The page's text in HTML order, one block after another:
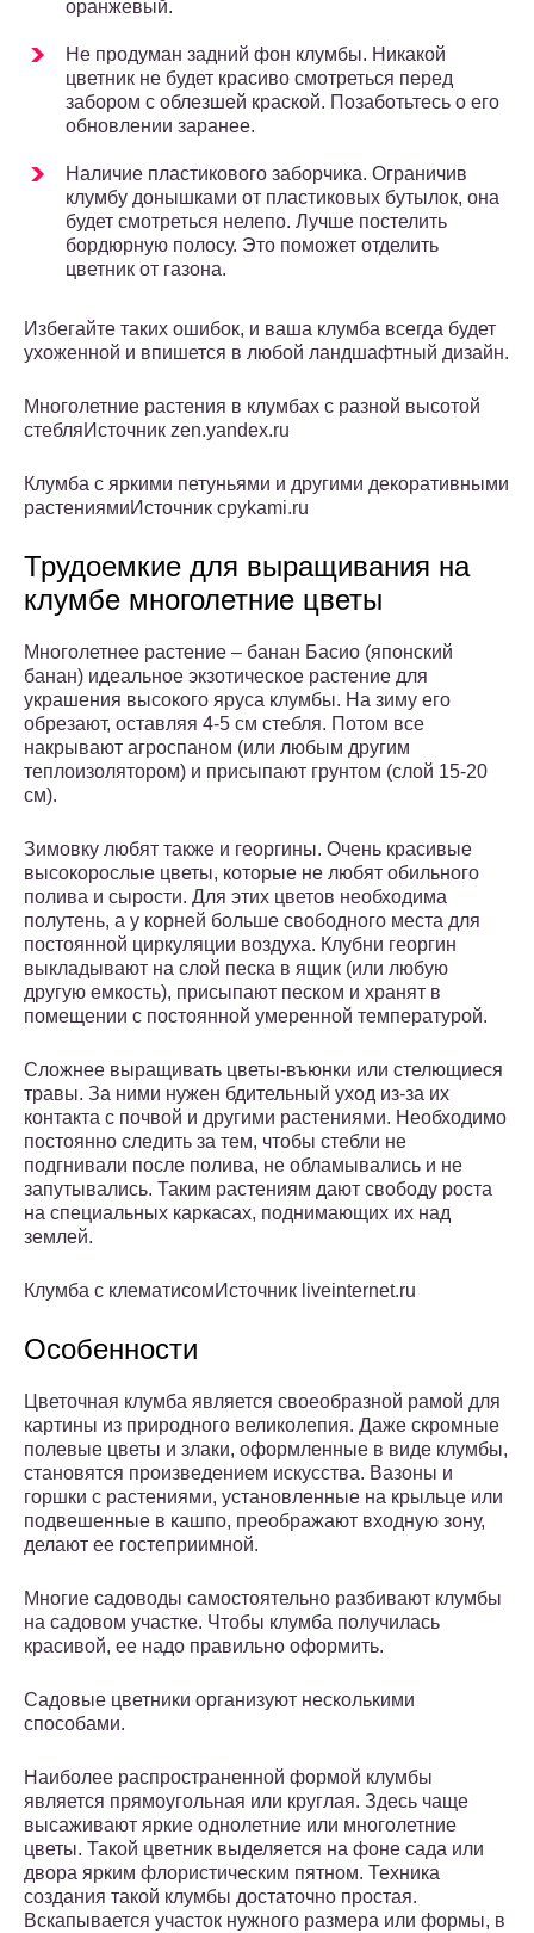
оранжевый.
Не продуман задний фон клумбы. Никакой
цветник не будет красиво смотреться перед
забором с облезшей краской. Позаботьтесь о его
обновлении заранее.
Наличие пластикового заборчика. Ограничив
клумбу донышками от пластиковых бутылок, она
будет смотреться нелепо. Лучше постелить
бордюрную полосу. Это поможет отделить
цветник от газона.
Избегайте таких ошибок, и ваша клумба всегда будет
ухоженной и впишется в любой ландшафтный дизайн.
Многолетние растения в клумбах с разной высотой
стебляИсточник zen.yandex.ru
Клумба с яркими петуньями и другими декоративными
растениямиИсточник cpykami.ru
Трудоемкие для выращивания на
клумбе многолетние цветы
Многолетнее растение – банан Басио (японский
банан) идеальное экзотическое растение для
украшения высокого яруса клумбы. На зиму его
обрезают, оставляя 4-5 см стебля. Потом все
накрывают агроспаном (или любым другим
теплоизолятором) и присыпают грунтом (слой 15-20
см).
Зимовку любят также и георгины. Очень красивые
высокорослые цветы, которые не любят обильного
полива и сырости. Для этих цветов необходима
полутень, а у корней больше свободного места для
постоянной циркуляции воздуха. Клубни георгин
выкладывают на слой песка в ящик (или любую
другую емкость), присыпают песком и хранят в
помещении с постоянной умеренной температурой.
Сложнее выращивать цветы-въюнки или стелющиеся
травы. За ними нужен бдительный уход из-за их
контакта с почвой и другими растениями. Необходимо
постоянно следить за тем, чтобы стебли не
подгнивали после полива, не обламывались и не
запутывались. Таким растениям дают свободу роста
на специальных каркасах, поднимающих их над
землей.
Клумба с клематисомИсточник liveinternet.ru
Особенности
Цветочная клумба является своеобразной рамой для
картины из природного великолепия. Даже скромные
полевые цветы и злаки, оформленные в виде клумбы,
становятся произведением искусства. Вазоны и
горшки с растениями, установленные на крыльце или
подвешенные в кашпо, преображают входную зону,
делают ее гостеприимной.
Многие садоводы самостоятельно разбивают клумбы
на садовом участке. Чтобы клумба получилась
красивой, ее надо правильно оформить.
Садовые цветники организуют несколькими
способами.
Наиболее распространенной формой клумбы
является прямоугольная или круглая. Здесь чаще
высаживают яркие однолетние или многолетние
цветы. Такой цветник выделяется на фоне сада или
двора ярким флористическим пятном. Техника
создания такой клумбы достаточно простая.
Вскапывается участок нужного размера или формы, в